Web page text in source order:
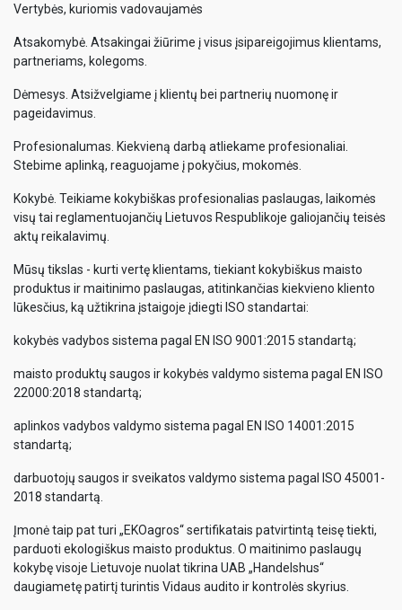
Vertybės, kuriomis vadovaujamės
Atsakomybė. Atsakingai žiūrime į visus įsipareigojimus klientams,
partneriams, kolegoms.
Dėmesys. Atsižvelgiame į klientų bei partnerių nuomonę ir
pageidavimus.
Profesionalumas. Kiekvieną darbą atliekame profesionaliai.
Stebime aplinką, reaguojame į pokyčius, mokomės.
Kokybė. Teikiame kokybiškas profesionalias paslaugas, laikomės
visų tai reglamentuojančių Lietuvos Respublikoje galiojančių teisės
aktų reikalavimų.
Mūsų tikslas - kurti vertę klientams, tiekiant kokybiškus maisto
produktus ir maitinimo paslaugas, atitinkančias kiekvieno kliento
lūkesčius, ką užtikrina įstaigoje įdiegti ISO standartai:
kokybės vadybos sistema pagal EN ISO 9001:2015 standartą;
maisto produktų saugos ir kokybės valdymo sistema pagal EN ISO
22000:2018 standartą;
aplinkos vadybos valdymo sistema pagal EN ISO 14001:2015
standartą;
darbuotojų saugos ir sveikatos valdymo sistema pagal ISO 45001-
2018 standartą.
Įmonė taip pat turi „EKOagros“ sertifikatais patvirtintą teisę tiekti,
parduoti ekologiškus maisto produktus. O maitinimo paslaugų
kokybę visoje Lietuvoje nuolat tikrina UAB „Handelshus“
daugiametę patirtį turintis Vidaus audito ir kontrolės skyrius.